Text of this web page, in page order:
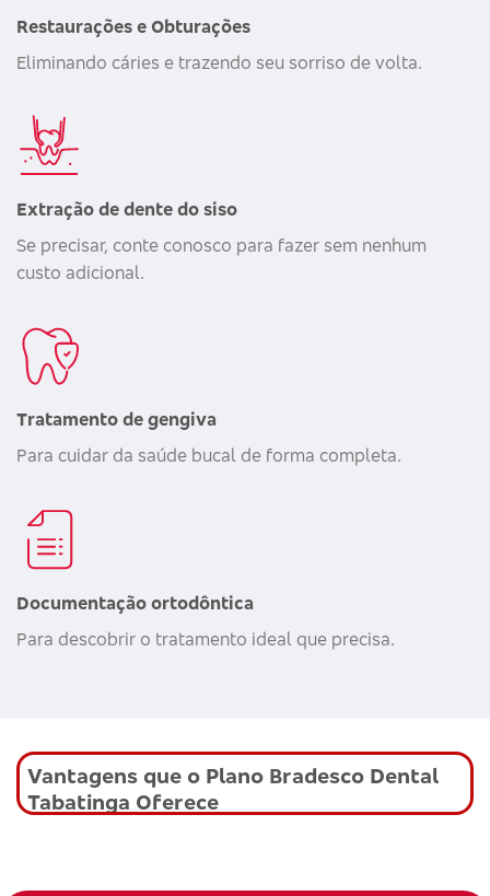
Restaurações e Obturações
Eliminando cáries e trazendo seu sorriso de volta.
Extração de dente do siso
Se precisar, conte conosco para fazer sem nenhum
custo adicional.
Tratamento de gengiva
Para cuidar da saúde bucal de forma completa.
Documentação ortodôntica
Para descobrir o tratamento ideal que precisa.
Vantagens que o Plano Bradesco Dental
Tabatinga Oferece